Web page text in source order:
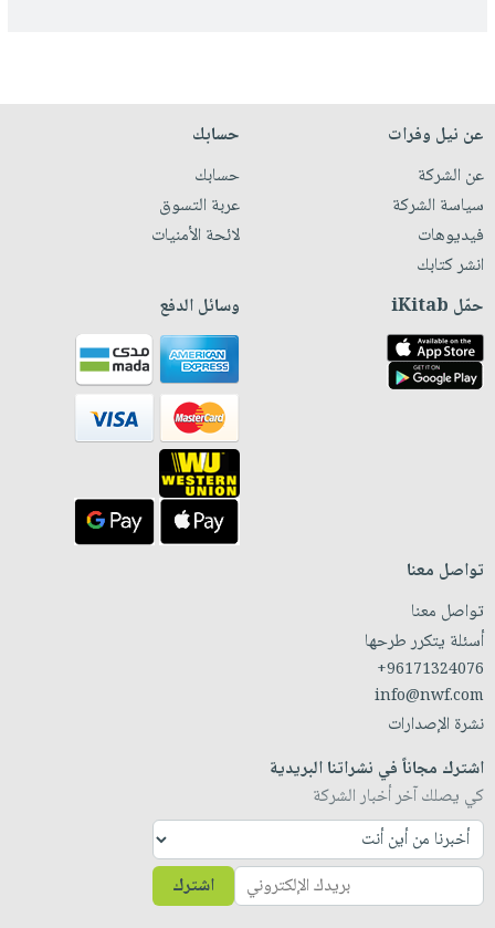
عن نيل وفرات
عن الشركة
سياسة الشركة
فيديوهات
انشر كتابك
حسابك
حسابك
عربة التسوق
لائحة الأمنيات
حمّل iKitab وسائل الدفع
تواصل معنا
تواصل معنا
أسئلة يتكرر طرحها
+96171324076
info@nwf.com
نشرة الإصدارات
اشترك مجاناً في نشراتنا البريدية
كي يصلك آخر أخبار الشركة
اشترك